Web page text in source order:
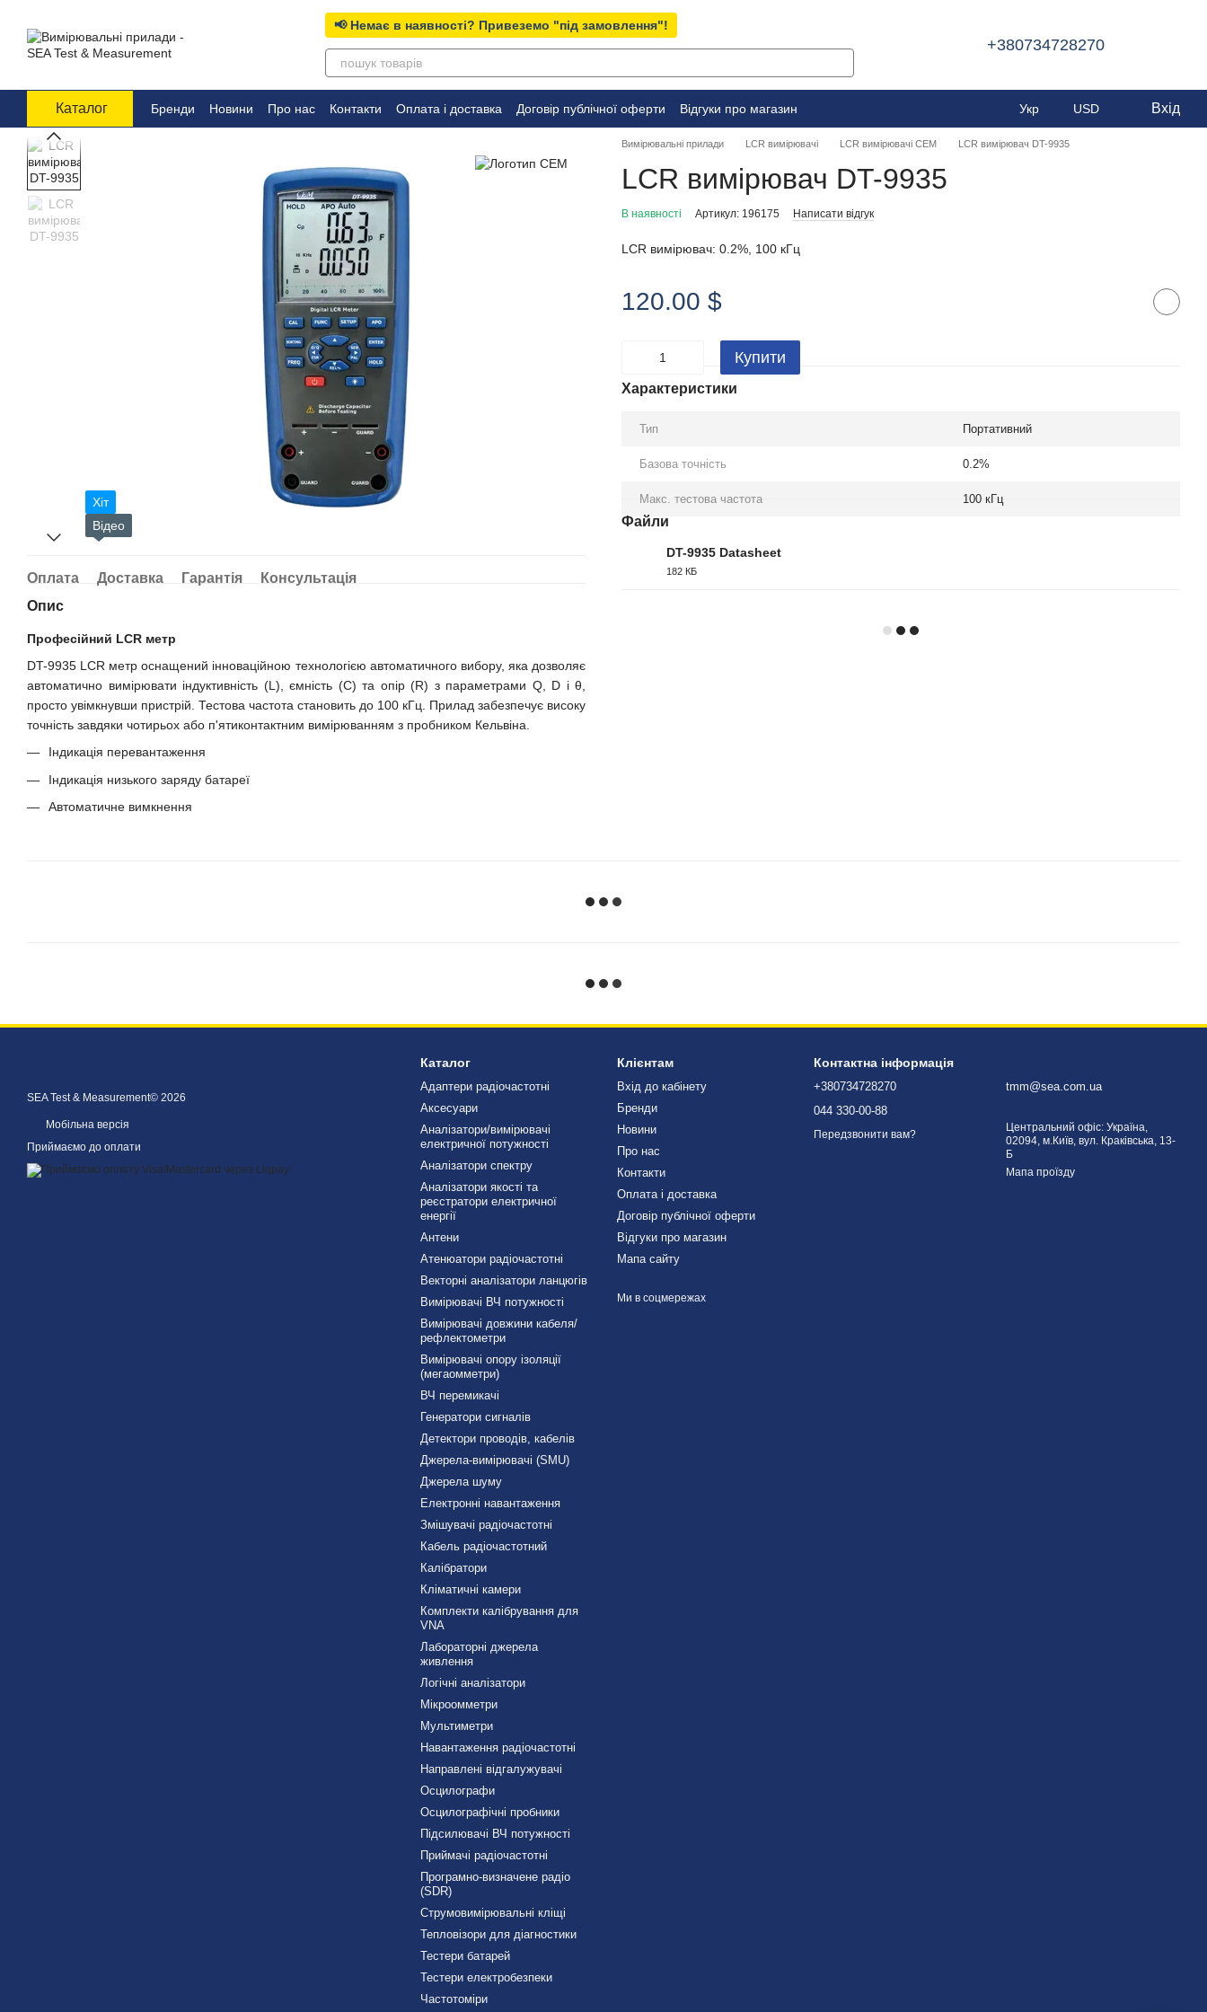
📢 Немає в наявності? Привеземо "під замовлення"!
+380734728270
Каталог Бренди Новини Про нас Контакти Оплата і доставка Договір публічної оферти Відгуки про магазин Укр USD Вхід
Хіт
Відео
Оплата Доставка Гарантія
Консультація
Опис
Професійний LCR метр
DT-9935 LCR метр оснащений інноваційною технологією автоматичного вибору, яка дозволяє
автоматично вимірювати індуктивність (L), ємність (C) та опір (R) з параметрами Q, D і θ,
просто увімкнувши пристрій. Тестова частота становить до 100 кГц. Прилад забезпечує високу
точність завдяки чотирьох або п'ятиконтактним вимірюванням з пробником Кельвіна.
Індикація перевантаження
Індикація низького заряду батареї
Автоматичне вимкнення
Вимірювальні прилади LCR вимірювачі LCR вимірювачі CEM LCR вимірювач DT-9935
LCR вимірювач DT-9935
В наявності Артикул: 196175 Написати відгук
LCR вимірювач: 0.2%, 100 кГц
120.00 $
Купити
Характеристики
Тип Портативний
Базова точність 0.2%
Макс. тестова частота 100 кГц
Файли
DT-9935 Datasheet
182 КБ
SEA Test & Measurement© 2026
Мобільна версія
Приймаємо до оплати
Каталог
Адаптери радіочастотні
Аксесуари
Аналізатори/вимірювачі
електричної потужності
Аналізатори спектру
Аналізатори якості та
реєстратори електричної
енергії
Антени
Атенюатори радіочастотні
Векторні аналізатори ланцюгів
Вимірювачі ВЧ потужності
Вимірювачі довжини кабеля/
рефлектометри
Вимірювачі опору ізоляції
(мегаомметри)
ВЧ перемикачі
Генератори сигналів
Детектори проводів, кабелів
Джерела-вимірювачі (SMU)
Джерела шуму
Електронні навантаження
Змішувачі радіочастотні
Кабель радіочастотний
Калібратори
Кліматичні камери
Комплекти калібрування для
VNA
Лабораторні джерела
живлення
Логічні аналізатори
Мікроомметри
Мультиметри
Навантаження радіочастотні
Направлені відгалужувачі
Осцилографи
Осцилографічні пробники
Підсилювачі ВЧ потужності
Приймачі радіочастотні
Програмно-визначене радіо
(SDR)
Струмовимірювальні кліщі
Тепловізори для діагностики
Тестери батарей
Тестери електробезпеки
Частотоміри
Клієнтам
Вхід до кабінету
Бренди
Новини
Про нас
Контакти
Оплата і доставка
Договір публічної оферти
Відгуки про магазин
Мапа сайту
Ми в соцмережах
Контактна інформація
+380734728270
044 330-00-88
Передзвонити вам?
tmm@sea.com.ua
Центральний офіс: Україна,
02094, м.Київ, вул. Краківська, 13-
Б
Мапа проїзду